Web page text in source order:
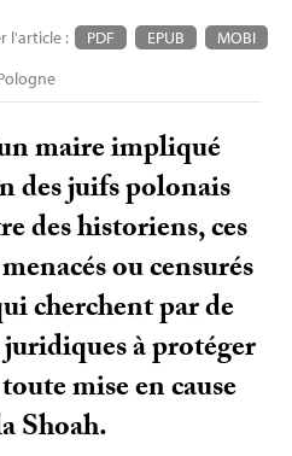
l'article : PDF EPUB MOBI
maire impliqué
des juifs polonais
des historiens, ces
ou censurés
cherchent par de
à protéger
mise en cause
Shoah.